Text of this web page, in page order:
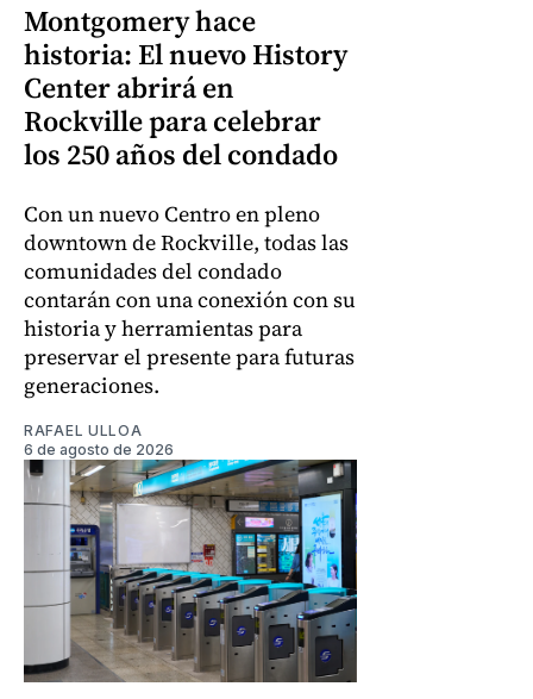
Montgomery hace
historia: El nuevo History
Center abrirá en
Rockville para celebrar
los 250 años del condado
Con un nuevo Centro en pleno
downtown de Rockville, todas las
comunidades del condado
contarán con una conexión con su
historia y herramientas para
preservar el presente para futuras
generaciones.
RAFAEL ULLOA
6 de agosto de 2026